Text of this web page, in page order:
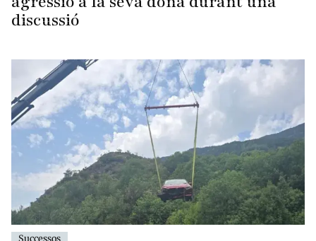
discussió
Successos